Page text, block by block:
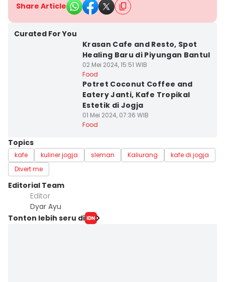
Share Article
Curated For You
Krasan Cafe and Resto, Spot
Healing Baru di Piyungan Bantul
02 Mei 2024, 15:51 WIB
Food
Potret Coconut Coffee and
Eatery Janti, Kafe Tropikal
Estetik di Jogja
01 Mei 2024, 07:36 WIB
Food
Topics
kafe kuliner jogja sleman Kaliurang
kafe di jogja
Divert me
Editorial Team
Editor
Dyar Ayu
Tonton lebih seru di